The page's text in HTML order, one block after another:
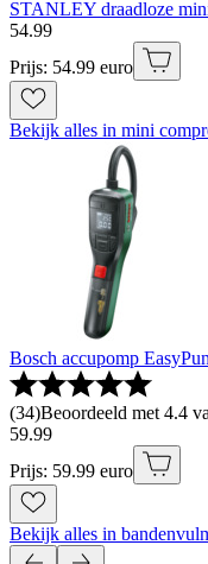
STANLEY draadloze
54.99
Prijs: 54.99 euro
Bekijk alles in mini
Bosch accupomp
(34)Beoordeeld met 4.4
59.99
Prijs: 59.99 euro
Bekijk alles in